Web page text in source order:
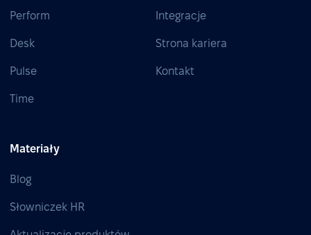
Perform
Desk
Pulse
Time
Integracje
Strona kariera
Kontakt
Materiały
Blog
Słowniczek HR